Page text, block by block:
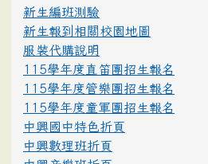
新生編班測驗
新生報到相關校園地圖
服裝代購說明
115學年度直笛團招生報名
115學年度管樂團招生報名
115學年度童軍團招生報名
中興國中特色折頁
中興數理班折頁